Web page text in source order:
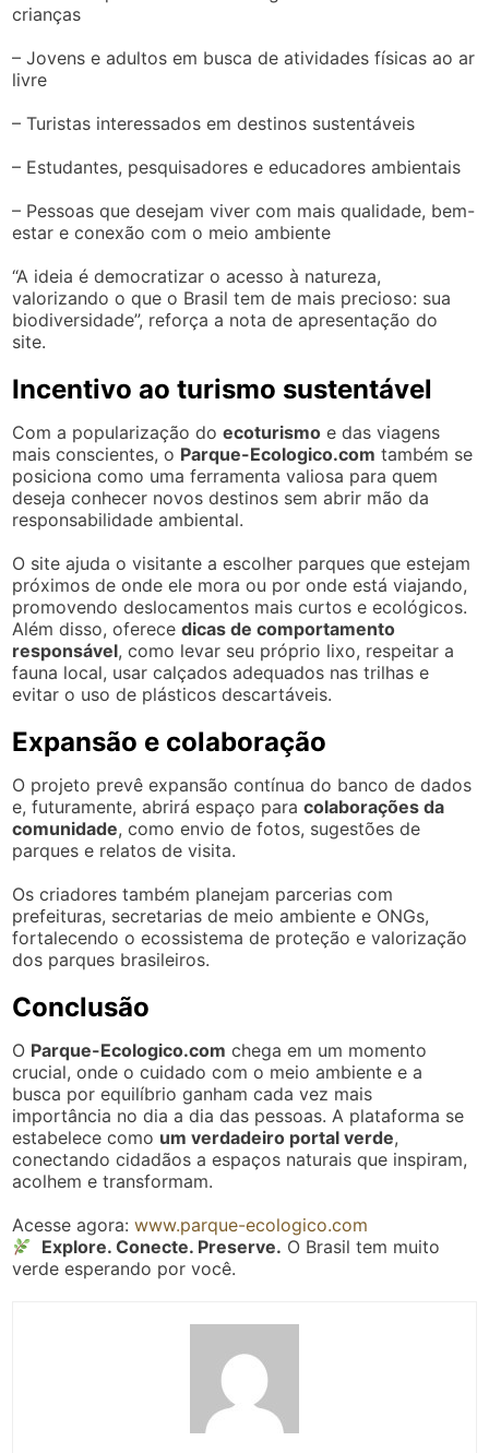
crianças
– Jovens e adultos em busca de atividades físicas ao ar
livre
– Turistas interessados em destinos sustentáveis
– Estudantes, pesquisadores e educadores ambientais
– Pessoas que desejam viver com mais qualidade, bem-
estar e conexão com o meio ambiente
“A ideia é democratizar o acesso à natureza,
valorizando o que o Brasil tem de mais precioso: sua
biodiversidade”, reforça a nota de apresentação do
site.
Incentivo ao turismo sustentável
Com a popularização doecoturismo e das viagens
mais conscientes, o Parque-Ecologico.com também se
posiciona como uma ferramenta valiosa para quem
deseja conhecer novos destinos sem abrir mão da
responsabilidade ambiental.
O site ajuda o visitante a escolher parques que estejam
próximos de onde ele mora ou por onde está viajando,
promovendo deslocamentos mais curtos e ecológicos.
Além disso, oferecedicas de comportamento
responsável, como levar seu próprio lixo, respeitar a
fauna local, usar calçados adequados nas trilhas e
evitar o uso de plásticos descartáveis.
Expansão e colaboração
O projeto prevê expansão contínua do banco de dados
e, futuramente, abrirá espaço paracolaborações da
comunidade, como envio de fotos, sugestões de
parques e relatos de visita.
Os criadores também planejam parcerias com
prefeituras, secretarias de meio ambiente e ONGs,
fortalecendo o ecossistema de proteção e valorização
dos parques brasileiros.
Conclusão
O Parque-Ecologico.com chega em um momento
crucial, onde o cuidado com o meio ambiente e a
busca por equilíbrio ganham cada vez mais
importância no dia a dia das pessoas. A plataforma se
estabelece como um verdadeiro portal verde,
conectando cidadãos a espaços naturais que inspiram,
acolhem e transformam.
Acesse agora:www.parque-ecologico.com
Explore. Conecte. Preserve. O Brasil tem muito
verde esperando por você.